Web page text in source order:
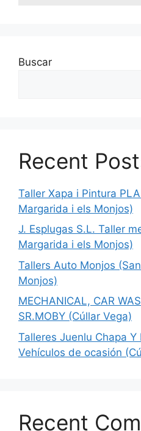
Buscar
Recent
Taller Xapa i Pintura
Margarida i els Monjos)
J. Esplugas S.L. Taller
Margarida i els Monjos)
Tallers Auto Monjos
Monjos)
MECHANICAL, CAR
SR.MOBY (Cúllar Vega)
Talleres Juenlu Chapa
Vehículos de ocasión
Recent